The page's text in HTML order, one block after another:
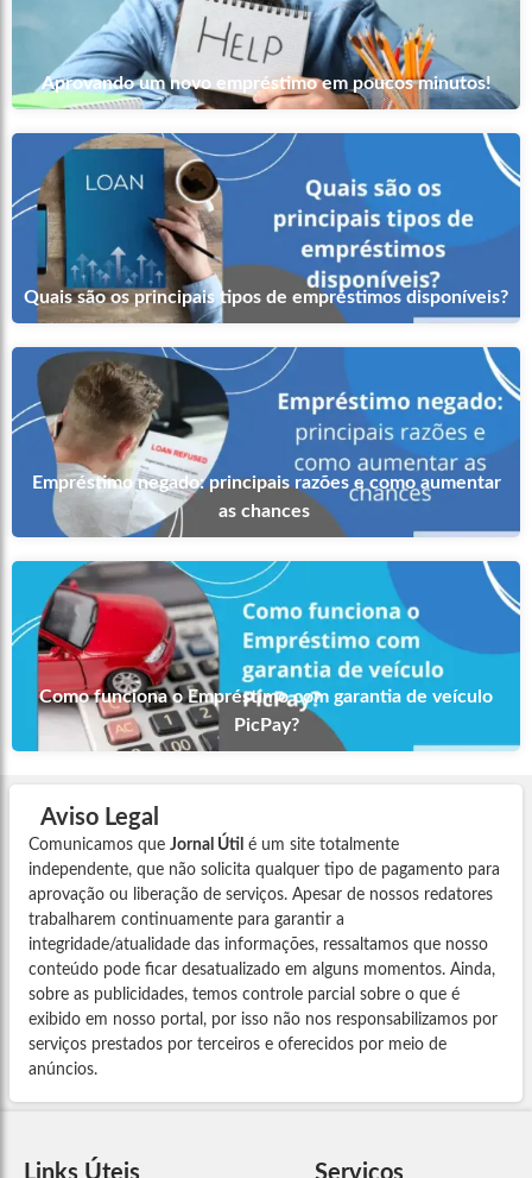
Aprovando um novo empréstimo em poucos minutos!
Quais são os principais tipos de empréstimos disponíveis?
Empréstimo negado: principais razões e como aumentar
as chances
Como funciona o Empréstimo com garantia de veículo
PicPay?
Aviso Legal
Comunicamos que Jornal Útil é um site totalmente
independente, que não solicita qualquer tipo de pagamento para
aprovação ou liberação de serviços. Apesar de nossos redatores
trabalharem continuamente para garantir a
integridade/atualidade das informações, ressaltamos que nosso
conteúdo pode ficar desatualizado em alguns momentos. Ainda,
sobre as publicidades, temos controle parcial sobre o que é
exibido em nosso portal, por isso não nos responsabilizamos por
serviços prestados por terceiros e oferecidos por meio de
anúncios.
Links Úteis Serviços